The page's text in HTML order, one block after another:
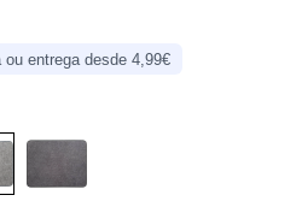
ou entrega desde 4,99€